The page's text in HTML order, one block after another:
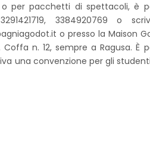
per pacchetti di spettacoli, è
3384920769 o
o presso la Maison
n. 12, sempre a Ragusa. È
una convenzione per gli